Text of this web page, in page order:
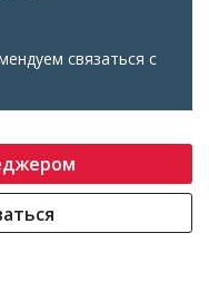
связаться с